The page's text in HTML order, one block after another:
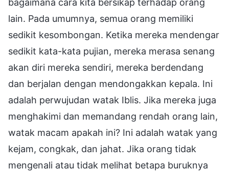
lain. Pada umumnya, semua orang memiliki
sedikit kesombongan. Ketika mereka mendengar
sedikit kata-kata pujian, mereka merasa senang
akan diri mereka sendiri, mereka berdendang
dan berjalan dengan mendongakkan kepala. Ini
adalah perwujudan watak Iblis. Jika mereka juga
menghakimi dan memandang rendah orang lain,
watak macam apakah ini? Ini adalah watak yang
kejam, congkak, dan jahat. Jika orang tidak
mengenali atau tidak melihat betapa buruknya